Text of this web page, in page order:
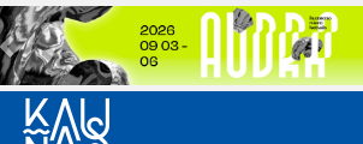
Previous